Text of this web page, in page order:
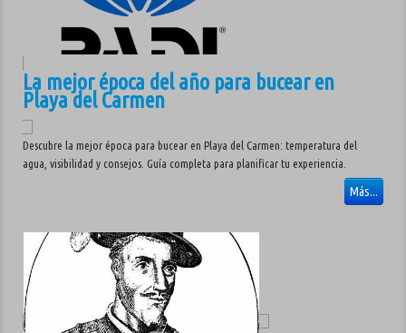
La mejor época del año para bucear en
Playa del Carmen
Descubre la mejor época para bucear en Playa del Carmen: temperatura del
agua, visibilidad y consejos. Guía completa para planificar tu experiencia.
Más...